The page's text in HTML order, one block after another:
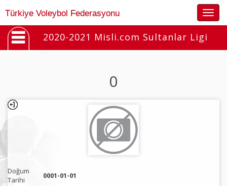
Türkiye Voleybol Federasyonu
2020-2021 Misli.com Sultanlar Ligi
0
Doğum
Tarihi
0001-01-01